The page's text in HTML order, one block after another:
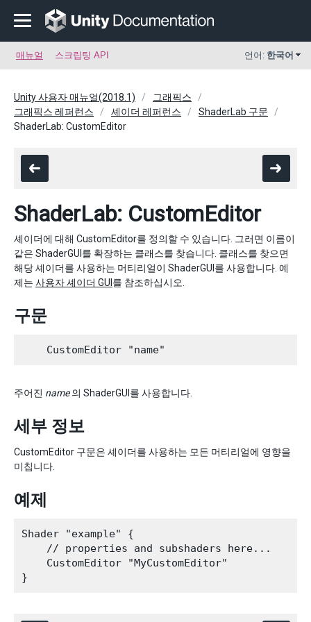
매뉴얼 스크립팅 API 언어: 한국어
Unity 사용자 매뉴얼(2018.1)
그래픽스
그래픽스 레퍼런스
셰이더 레퍼런스
ShaderLab 구문
ShaderLab: CustomEditor
ShaderLab: CustomEditor
셰이더에 대해 CustomEditor를 정의할 수 있습니다. 그러면 이름이
같은 ShaderGUI를 확장하는 클래스를 찾습니다. 클래스를 찾으면
해당 셰이더를 사용하는 머티리얼이 ShaderGUI를 사용합니다. 예
제는 사용자 셰이더 GUI 를 참조하십시오.
구문
주어진 name의 ShaderGUI를 사용합니다.
세부 정보
CustomEditor 구문은 셰이더를 사용하는 모든 머티리얼에 영향을
미칩니다.
예제
Shader "example" {
    // properties and subshaders here...
    CustomEditor "MyCustomEditor"